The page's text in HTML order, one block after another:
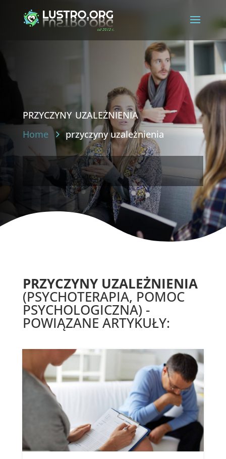
przyczyny uzależnienia
Home przyczyny uzależnienia
PRZYCZYNY UZALEŻNIENIA
(PSYCHOTERAPIA, POMOC
PSYCHOLOGICZNA) -
POWIĄZANE ARTYKUŁY: